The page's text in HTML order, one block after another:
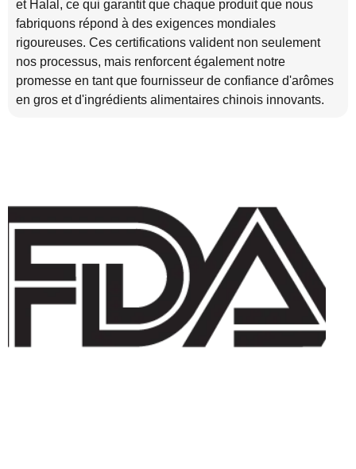
et Halal, ce qui garantit que chaque produit que nous
fabriquons répond à des exigences mondiales
rigoureuses. Ces certifications valident non seulement
nos processus, mais renforcent également notre
promesse en tant que fournisseur de confiance d'arômes
en gros et d'ingrédients alimentaires chinois innovants.